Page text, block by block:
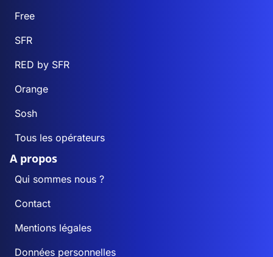
Free
SFR
RED by SFR
Orange
Sosh
Tous les opérateurs
A propos
Qui sommes nous ?
Contact
Mentions légales
Données personnelles